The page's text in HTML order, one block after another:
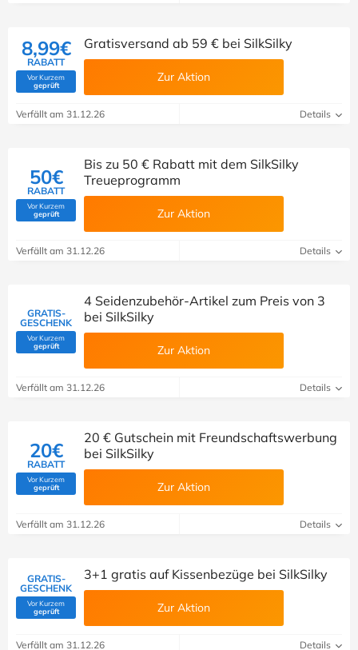
8,99€
RABATT
Vor Kurzem
geprüft(Von Savoo geprüft)
Gratisversand ab 59 € bei SilkSilky
Zur Aktion
Verfällt am 31.12.26 Details
50€
RABATT
Vor Kurzem
geprüft(Von Savoo geprüft)
Bis zu 50 € Rabatt mit dem SilkSilky
Treueprogramm
Zur Aktion
Verfällt am 31.12.26 Details
GRATIS-
GESCHENK
Vor Kurzem
geprüft(Von Savoo geprüft)
4 Seidenzubehör-Artikel zum Preis von 3
bei SilkSilky
Zur Aktion
Verfällt am 31.12.26 Details
20€
RABATT
Vor Kurzem
geprüft(Von Savoo geprüft)
20 € Gutschein mit Freundschaftswerbung
bei SilkSilky
Zur Aktion
Verfällt am 31.12.26 Details
GRATIS-
GESCHENK
Vor Kurzem
geprüft(Von Savoo geprüft)
3+1 gratis auf Kissenbezüge bei SilkSilky
Zur Aktion
Verfällt am 31.12.26 Details